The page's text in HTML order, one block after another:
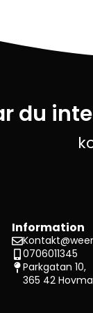
du
Information
0706011345
Parkgatan 10,
365 42